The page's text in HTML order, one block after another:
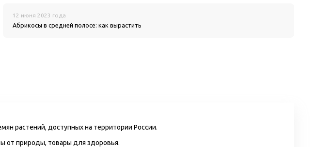
12 июня 2023 года
Абрикосы в средней полосе: как вырастить
растений, доступных на территории России.
от природы, товары для здоровья.